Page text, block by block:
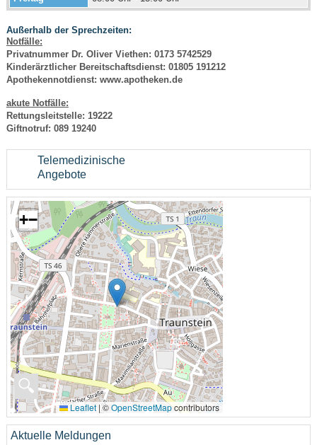
Außerhalb der Sprechzeiten:
Notfälle:
Privatnummer Dr. Oliver Viethen: 0173 5742529
Kinderärztlicher Bereitschaftsdienst: 01805 191212
Apothekennotdienst: www.apotheken.de
akute Notfälle:
Rettungsleitstelle: 19222
Giftnotruf: 089 19240
Telemedizinische
Angebote
🔍
+−
Leaflet |©OpenStreetMapcontributors
Aktuelle Meldungen